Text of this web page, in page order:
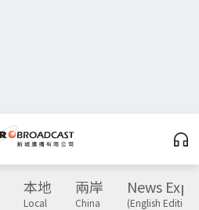
本地
Local
兩岸
China
News
(English Edition)